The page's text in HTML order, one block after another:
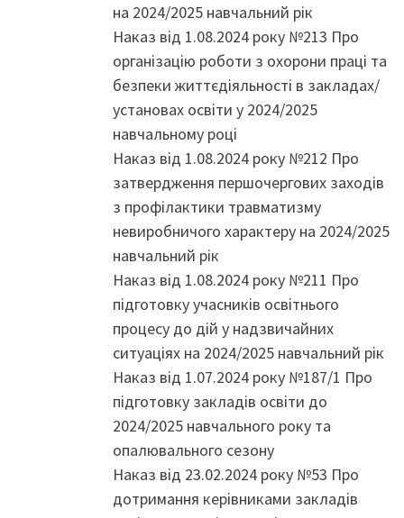
на 2024/2025 навчальний рік
Наказ від 1.08.2024 року №213 Про
організацію роботи з охорони праці та
безпеки життєдіяльності в закладах/
установах освіти у 2024/2025
навчальному році
Наказ від 1.08.2024 року №212 Про
затвердження першочергових заходів
з профілактики травматизму
невиробничого характеру на 2024/2025
навчальний рік
Наказ від 1.08.2024 року №211 Про
підготовку учасників освітнього
процесу до дій у надзвичайних
ситуаціях на 2024/2025 навчальний рік
Наказ від 1.07.2024 року №187/1 Про
підготовку закладів освіти до
2024/2025 навчального року та
опалювального сезону
Наказ від 23.02.2024 року №53 Про
дотримання керівниками закладів